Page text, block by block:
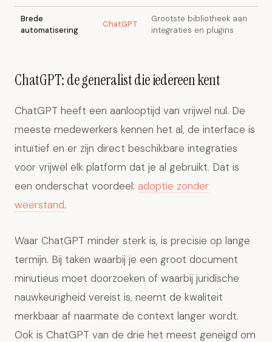
Brede
automatisering
ChatGPT
Grootste bibliotheek aan
integraties en plugins
ChatGPT: de generalist die iedereen kent
ChatGPT heeft een aanlooptijd van vrijwel nul. De
meeste medewerkers kennen het al, de interface is
intuïtief en er zijn direct beschikbare integraties
voor vrijwel elk platform dat je al gebruikt. Dat is
een onderschat voordeel: adoptie zonder
weerstand.
Waar ChatGPT minder sterk is, is precisie op lange
termijn. Bij taken waarbij je een groot document
minutieus moet doorzoeken of waarbij juridische
nauwkeurigheid vereist is, neemt de kwaliteit
merkbaar af naarmate de context langer wordt.
Ook is ChatGPT van de drie het meest geneigd om